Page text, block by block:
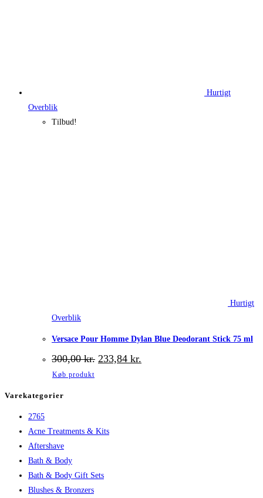
Hurtigt
Overblik
Tilbud!
Hurtigt
Overblik
Versace Pour Homme Dylan Blue Deodorant Stick 75 ml
300,00kr. Den
oprindelige
233,84 kr.
aktuelle
Køb produkt
Varekategorier
2765
Acne Treatments & Kits
Aftershave
Bath & Body
Bath & Body Gift Sets
Blushes & Bronzers